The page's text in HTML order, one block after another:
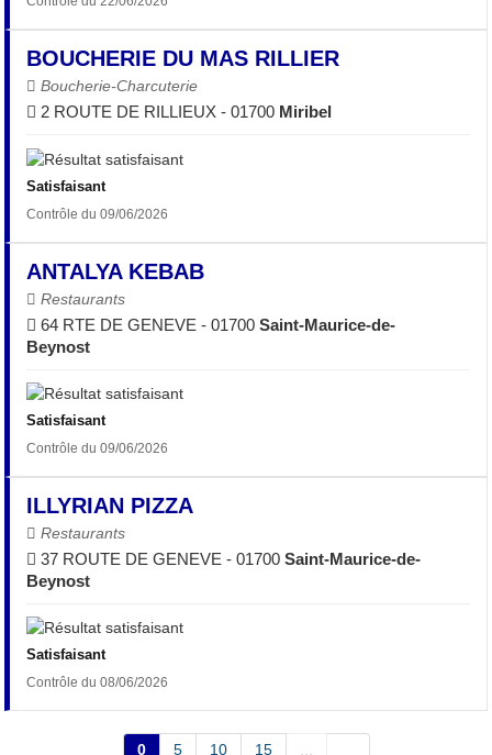
BOUCHERIE DU MAS RILLIER
Boucherie-Charcuterie
2 ROUTE DE RILLIEUX - 01700 Miribel
Satisfaisant
Contrôle du 09/06/2026
ANTALYA KEBAB
Restaurants
64 RTE DE GENEVE - 01700Saint-Maurice-de-
Beynost
Satisfaisant
Contrôle du 09/06/2026
ILLYRIAN PIZZA
Restaurants
37 ROUTE DE GENEVE - 01700Saint-Maurice-de-
Beynost
Satisfaisant
Contrôle du 08/06/2026
0 5 10 15